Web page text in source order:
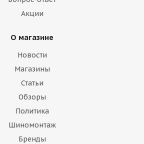
Акции
О магазине
Новости
Магазины
Статьи
Обзоры
Политика
Шиномонтаж
Бренды